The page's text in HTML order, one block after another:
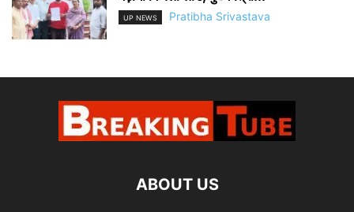
UP NEWS Pratibha Srivastava
ABOUT US